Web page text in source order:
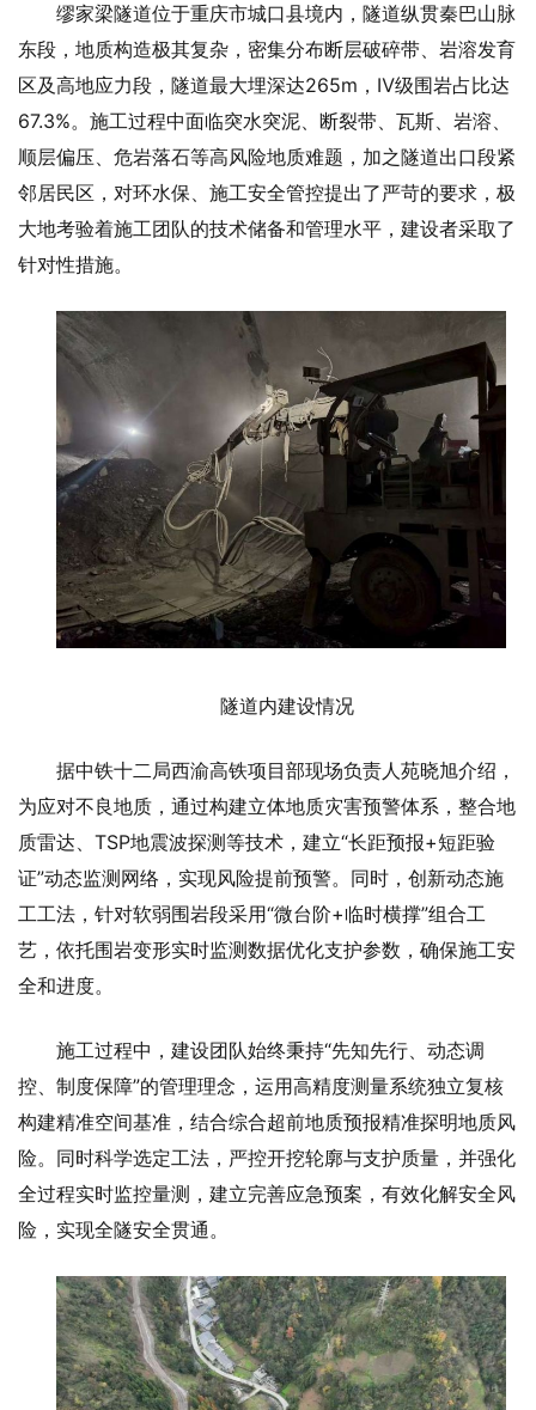
缪家梁隧道位于重庆市城口县境内，隧道纵贯秦巴山脉
东段，地质构造极其复杂，密集分布断层破碎带、岩溶发育
区及高地应力段，隧道最大埋深达265m，Ⅳ级围岩占比达
67.3%。施工过程中面临突水突泥、断裂带、瓦斯、岩溶、
顺层偏压、危岩落石等高风险地质难题，加之隧道出口段紧
邻居民区，对环水保、施工安全管控提出了严苛的要求，极
大地考验着施工团队的技术储备和管理水平，建设者采取了
针对性措施。
隧道内建设情况
据中铁十二局西渝高铁项目部现场负责人苑晓旭介绍，
为应对不良地质，通过构建立体地质灾害预警体系，整合地
质雷达、TSP地震波探测等技术，建立“长距预报+短距验
证”动态监测网络，实现风险提前预警。同时，创新动态施
工工法，针对软弱围岩段采用“微台阶+临时横撑”组合工
艺，依托围岩变形实时监测数据优化支护参数，确保施工安
全和进度。
施工过程中，建设团队始终秉持“先知先行、动态调
控、制度保障”的管理理念，运用高精度测量系统独立复核
构建精准空间基准，结合综合超前地质预报精准探明地质风
险。同时科学选定工法，严控开挖轮廓与支护质量，并强化
全过程实时监控量测，建立完善应急预案，有效化解安全风
险，实现全隧安全贯通。